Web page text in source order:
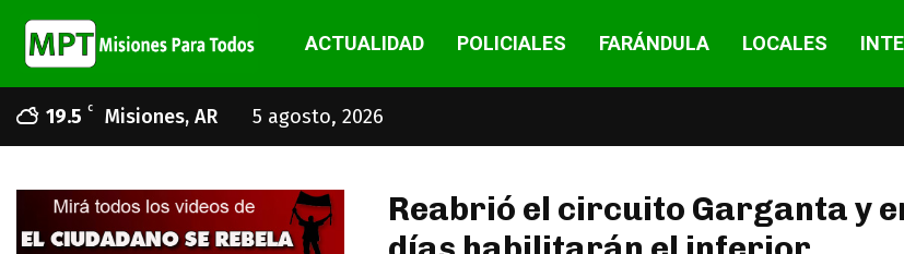
ACTUALIDAD POLICIALES FARÁNDULA LOCALES
19.5 C Misiones, AR 5 agosto, 2026
Reabrió el circuito Garganta y